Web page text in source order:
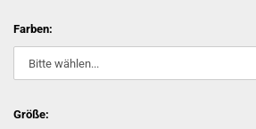
Farben:
Größe: